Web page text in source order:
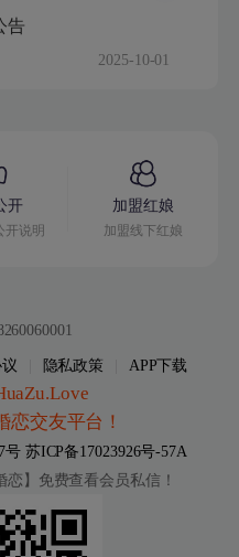
告
2025-10-01
开
开说明
加盟红娘
加盟线下红娘
隐私政策 APP下载
恋交友平台！
号 苏ICP备17023926号-57A
】 免费查看会员私信！